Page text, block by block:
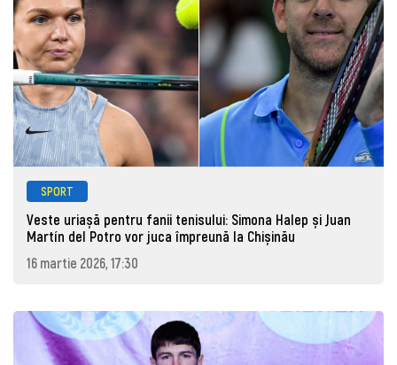
SPORT
Veste uriașă pentru fanii tenisului: Simona Halep și Juan
Martín del Potro vor juca împreună la Chișinău
16 martie 2026, 17:30